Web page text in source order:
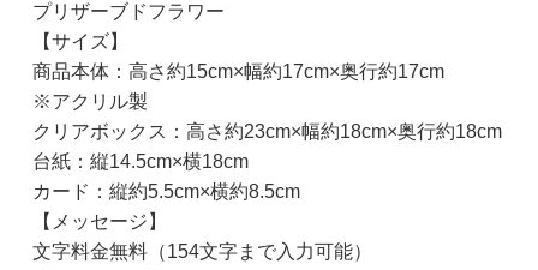
プリザーブドフラワー
【サイズ】
商品本体：高さ約15cm×幅約17cm×奥行約17cm
※アクリル製
クリアボックス：高さ約23cm×幅約18cm×奥行約18cm
台紙：縦14.5cm×横18cm
カード：縦約5.5cm×横約8.5cm
【メッセージ】
文字料金無料（154文字まで入力可能）